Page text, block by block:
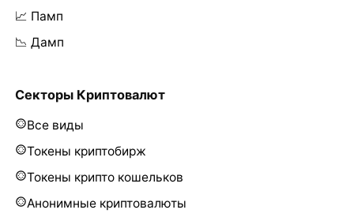
📈 Памп
📉 Дамп
Секторы Криптовалют
Все виды
Токены криптобирж
Токены крипто кошельков
Анонимные криптовалюты